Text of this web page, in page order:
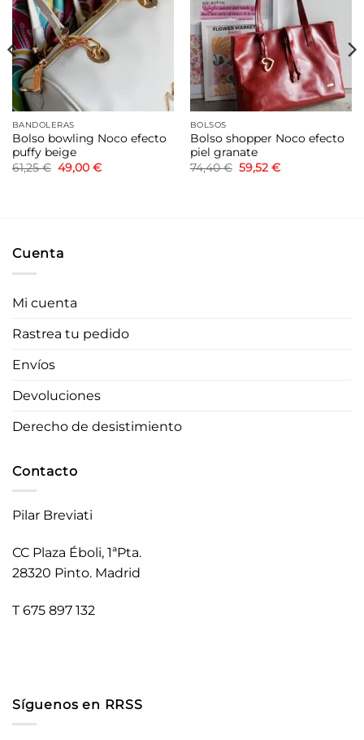
BANDOLERAS
Bolso bowling Noco efecto
puffy beige
61,25€ El
precio
49,00 €El
deseos
BOLSOS
Bolso shopper Noco efecto
piel granate
74,40€ El
precio
59,52 €El
Cuenta
Mi cuenta
Rastrea tu pedido
Envíos
Devoluciones
Derecho de desistimiento
Contacto
Pilar Breviati
CC Plaza Éboli, 1ªPta.
28320 Pinto. Madrid
T 675 897 132
Síguenos en RRSS